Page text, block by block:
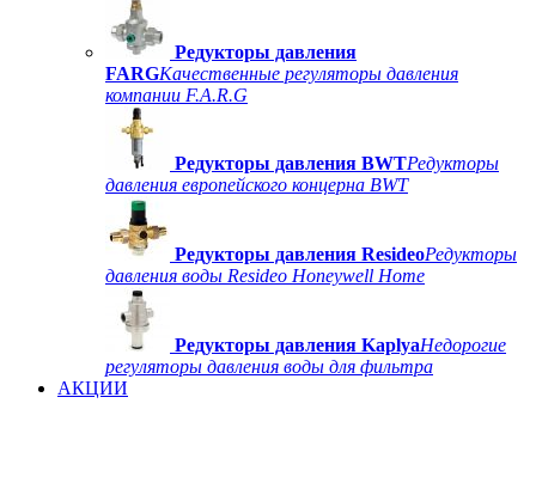
Редукторы давления
FARGКачественные регуляторы давления
компании F.A.R.G
Редукторы давления BWTРедукторы
давления европейского концерна BWT
Редукторы давления ResideoРедукторы
давления воды Resideo Honeywell Home
Редукторы давления KaplyaНедорогие
регуляторы давления воды для фильтра
АКЦИИ